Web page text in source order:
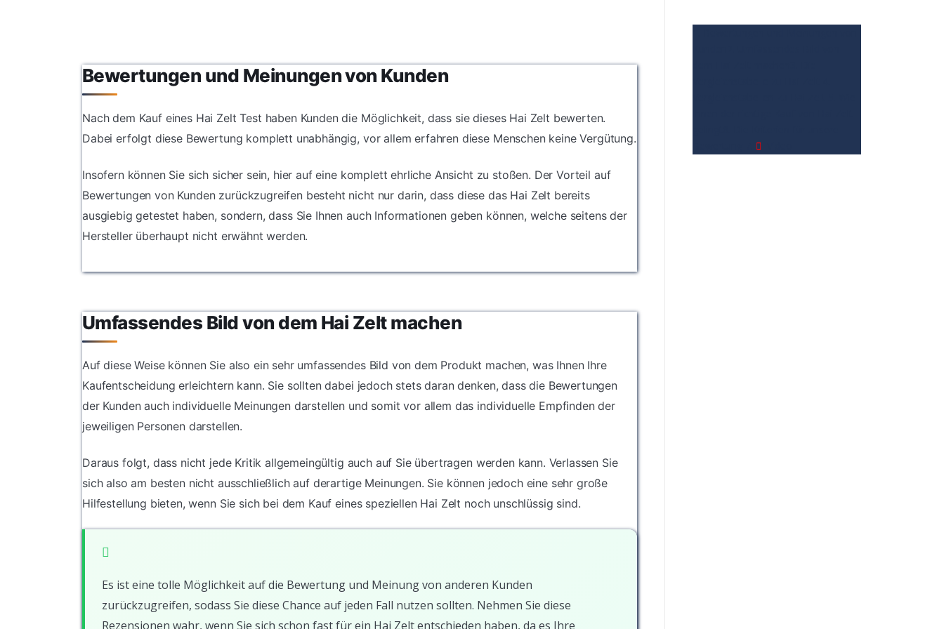
installiert werden
können
sichern.
Gegenstände wie
Reisen oder tägliche
Fahrten!
Bewertungen und Meinungen von Kunden
Nach dem Kauf eines Hai Zelt Test haben Kunden die Möglichkeit, dass sie dieses Hai Zelt bewerten.
Dabei erfolgt diese Bewertung komplett unabhängig, vor allem erfahren diese Menschen keine Vergütung.
Insofern können Sie sich sicher sein, hier auf eine komplett ehrliche Ansicht zu stoßen. Der Vorteil auf
Bewertungen von Kunden zurückzugreifen besteht nicht nur darin, dass diese das Hai Zelt bereits
ausgiebig getestet haben, sondern, dass Sie Ihnen auch Informationen geben können, welche seitens der
Hersteller überhaupt nicht erwähnt werden.
Umfassendes Bild von dem Hai Zelt machen
Auf diese Weise können Sie also ein sehr umfassendes Bild von dem Produkt machen, was Ihnen Ihre
Kaufentscheidung erleichtern kann. Sie sollten dabei jedoch stets daran denken, dass die Bewertungen
der Kunden auch individuelle Meinungen darstellen und somit vor allem das individuelle Empfinden der
jeweiligen Personen darstellen.
Daraus folgt, dass nicht jede Kritik allgemeingültig auch auf Sie übertragen werden kann. Verlassen Sie
sich also am besten nicht ausschließlich auf derartige Meinungen. Sie können jedoch eine sehr große
Hilfestellung bieten, wenn Sie sich bei dem Kauf eines speziellen Hai Zelt noch unschlüssig sind.
Es ist eine tolle Möglichkeit auf die Bewertung und Meinung von anderen Kunden
zurückzugreifen, sodass Sie diese Chance auf jeden Fall nutzen sollten. Nehmen Sie diese
Rezensionen wahr, wenn Sie sich schon fast für ein Hai Zelt entschieden haben, da es Ihre